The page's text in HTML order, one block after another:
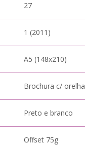
27
1 (2011)
A5 (148x210)
Brochura c/ orelha
Preto e branco
Offset 75g